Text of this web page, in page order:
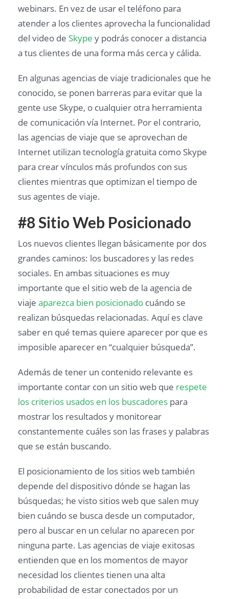
webinars. En vez de usar el teléfono para
atender a los clientes aprovecha la funcionalidad
del video de Skype y podrás conocer a distancia
a tus clientes de una forma más cerca y cálida.
En algunas agencias de viaje tradicionales que he
conocido, se ponen barreras para evitar que la
gente use Skype, o cualquier otra herramienta
de comunicación vía Internet. Por el contrario,
las agencias de viaje que se aprovechan de
Internet utilizan tecnología gratuita como Skype
para crear vínculos más profundos con sus
clientes mientras que optimizan el tiempo de
sus agentes de viaje.
#8 Sitio Web Posicionado
Los nuevos clientes llegan básicamente por dos
grandes caminos: los buscadores y las redes
sociales. En ambas situaciones es muy
importante que el sitio web de la agencia de
viaje aparezca bien posicionado cuándo se
realizan búsquedas relacionadas. Aquí es clave
saber en qué temas quiere aparecer por que es
imposible aparecer en “cualquier búsqueda”.
Además de tener un contenido relevante es
importante contar con un sitio web que respete
los criterios usados en los buscadores para
mostrar los resultados y monitorear
constantemente cuáles son las frases y palabras
que se están buscando.
El posicionamiento de los sitios web también
depende del dispositivo dónde se hagan las
búsquedas; he visto sitios web que salen muy
bien cuándo se busca desde un computador,
pero al buscar en un celular no aparecen por
ninguna parte. Las agencias de viaje exitosas
entienden que en los momentos de mayor
necesidad los clientes tienen una alta
probabilidad de estar conectados por un